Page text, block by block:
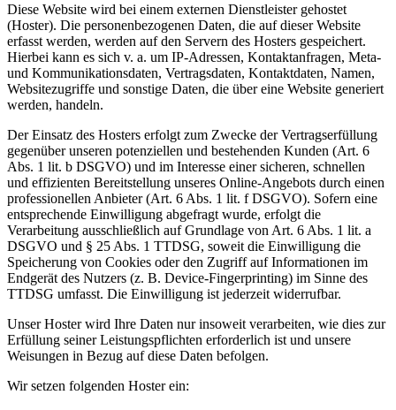
Diese Website wird bei einem externen Dienstleister gehostet
(Hoster). Die personenbezogenen Daten, die auf dieser Website
erfasst werden, werden auf den Servern des Hosters gespeichert.
Hierbei kann es sich v. a. um IP-Adressen, Kontaktanfragen, Meta-
und Kommunikationsdaten, Vertragsdaten, Kontaktdaten, Namen,
Websitezugriffe und sonstige Daten, die über eine Website generiert
werden, handeln.
Der Einsatz des Hosters erfolgt zum Zwecke der Vertragserfüllung
gegenüber unseren potenziellen und bestehenden Kunden (Art. 6
Abs. 1 lit. b DSGVO) und im Interesse einer sicheren, schnellen
und effizienten Bereitstellung unseres Online-Angebots durch einen
professionellen Anbieter (Art. 6 Abs. 1 lit. f DSGVO). Sofern eine
entsprechende Einwilligung abgefragt wurde, erfolgt die
Verarbeitung ausschließlich auf Grundlage von Art. 6 Abs. 1 lit. a
DSGVO und § 25 Abs. 1 TTDSG, soweit die Einwilligung die
Speicherung von Cookies oder den Zugriff auf Informationen im
Endgerät des Nutzers (z. B. Device-Fingerprinting) im Sinne des
TTDSG umfasst. Die Einwilligung ist jederzeit widerrufbar.
Unser Hoster wird Ihre Daten nur insoweit verarbeiten, wie dies zur
Erfüllung seiner Leistungspflichten erforderlich ist und unsere
Weisungen in Bezug auf diese Daten befolgen.
Wir setzen folgenden Hoster ein: